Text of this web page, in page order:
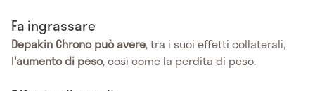
Fa ingrassare
Depakin Chrono può avere, tra i suoi effetti collaterali,
l'aumento di peso, così come la perdita di peso.